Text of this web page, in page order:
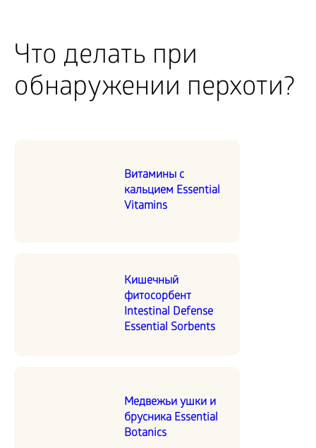
Что делать при
обнаружении перхоти?
Витамины с
кальцием Essential
Vitamins
Кишечный
фитосорбент
Intestinal Defense
Essential Sorbents
Медвежьи ушки и
брусника Essential
Botanics